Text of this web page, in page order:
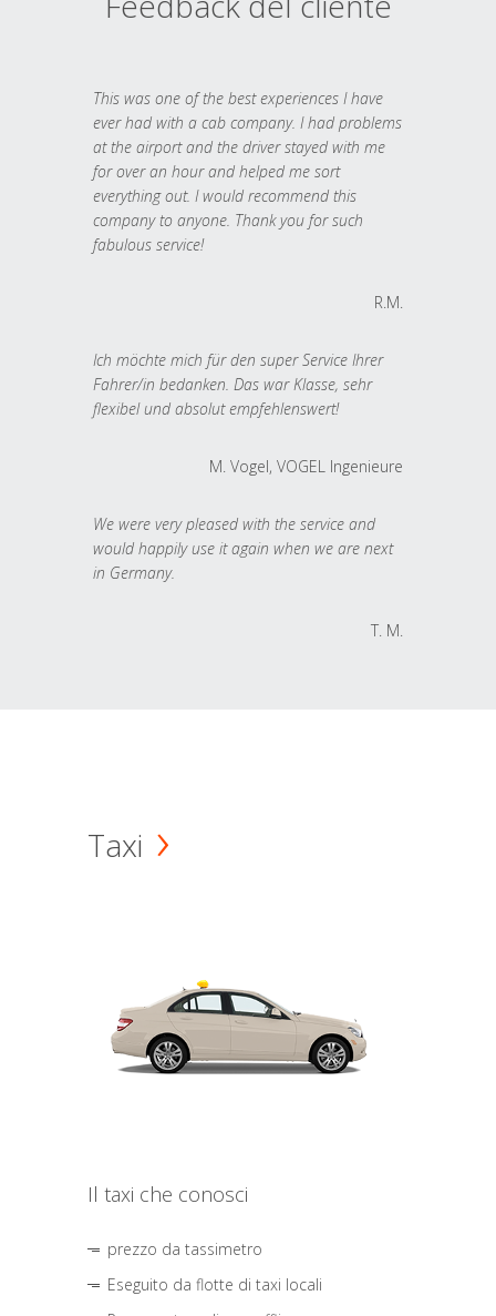
This was one of the best experiences I have
ever had with a cab company. I had problems
at the airport and the driver stayed with me
for over an hour and helped me sort
everything out. I would recommend this
company to anyone. Thank you for such
fabulous service!
R.M.
Ich möchte mich für den super Service Ihrer
Fahrer/in bedanken. Das war Klasse, sehr
flexibel und absolut empfehlenswert!
M. Vogel, VOGEL Ingenieure
We were very pleased with the service and
would happily use it again when we are next
in Germany.
T. M.
Taxi
Il taxi che conosci
prezzo da tassimetro
Eseguito da flotte di taxi locali